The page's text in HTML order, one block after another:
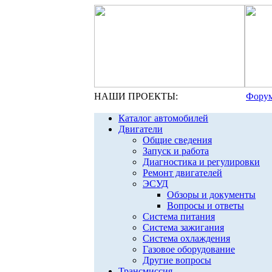
НАШИ ПРОЕКТЫ:
Каталог автомобилей
Двигатели
Общие сведения
Запуск и работа
Диагностика и регулировки
Ремонт двигателей
ЭСУД
Обзоры и документы
Вопросы и ответы
Система питания
Система зажигания
Система охлаждения
Газовое оборудование
Другие вопросы